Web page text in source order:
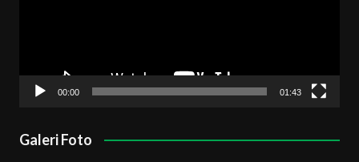
00:00 01:43
Galeri Foto